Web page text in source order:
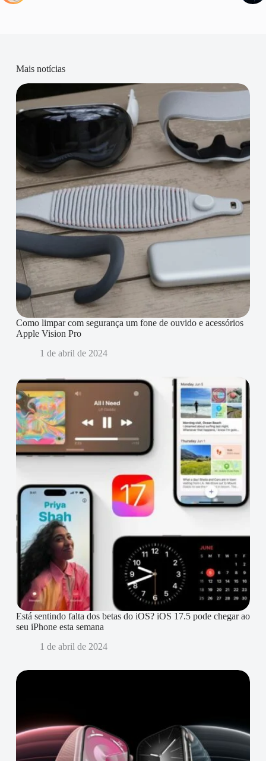
Mais notícias
Como limpar com segurança um fone de ouvido e acessórios
Apple Vision Pro
1 de abril de 2024
Está sentindo falta dos betas do iOS? iOS 17.5 pode chegar ao
seu iPhone esta semana
1 de abril de 2024